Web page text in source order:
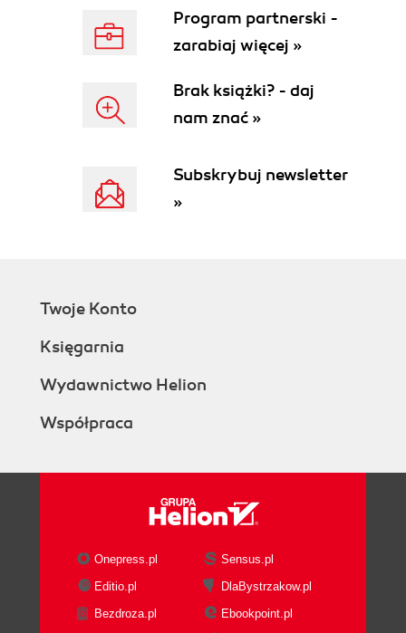
Program partnerski -
zarabiaj więcej »
Brak książki? - daj
nam znać »
Subskrybuj newsletter
»
Twoje Konto
Księgarnia
Wydawnictwo Helion
Współpraca
Onepress.pl
Sensus.pl
Editio.pl
DlaBystrzakow.pl
Bezdroza.pl
Ebookpoint.pl